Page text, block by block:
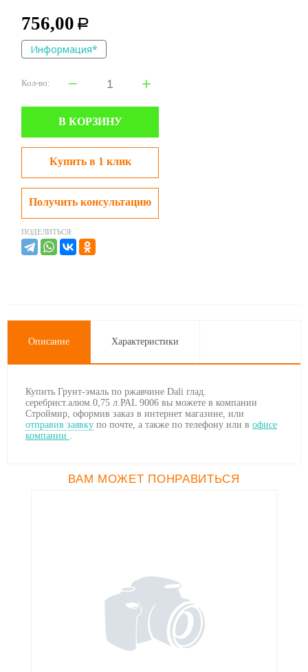
756,00 Р
Информация*
Кол-во:
В КОРЗИНУ
Купить в 1 клик
Получить консультацию
ПОДЕЛИТЬСЯ:
Описание Характеристики
Купить Грунт-эмаль по ржавчине Dali глад.
серебрист.алюм.0,75 л.РАL 9006 вы можете в компании
Строймир, оформив заказ в интернет магазине, или
отправив заявку по почте, а также по телефону или в офисе
компании .
ВАМ МОЖЕТ ПОНРАВИТЬСЯ